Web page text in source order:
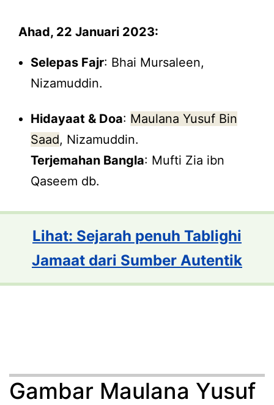
Ahad, 22 Januari 2023:
Selepas Fajr: Bhai Mursaleen,
Nizamuddin.
Hidayaat & Doa: Maulana Yusuf Bin
Saad, Nizamuddin.
Terjemahan Bangla: Mufti Zia ibn
Qaseem db.
Lihat: Sejarah penuh Tablighi
Jamaat dari Sumber Autentik
Gambar Maulana Yusuf